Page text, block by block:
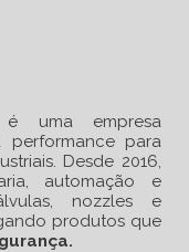
uma empresa
performance para
Desde 2016,
automação e
nozzles e
produtos que